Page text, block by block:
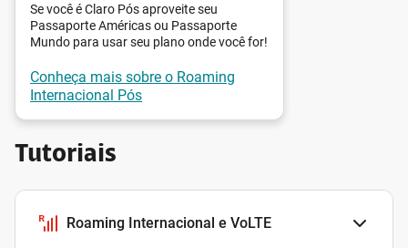
Se você é Claro Pós aproveite seu
Passaporte Américas ou Passaporte
Mundo para usar seu plano onde você for!
Conheça mais sobre o Roaming
Internacional Pós
Tutoriais
Roaming Internacional e VoLTE